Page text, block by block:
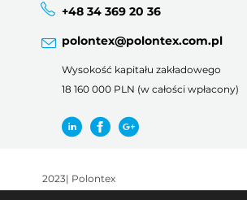
+48 34 369 20 36
polontex@polontex.com.pl
Wysokość kapitału zakładowego
18 160 000 PLN (w całości wpłacony)
2023| Polontex